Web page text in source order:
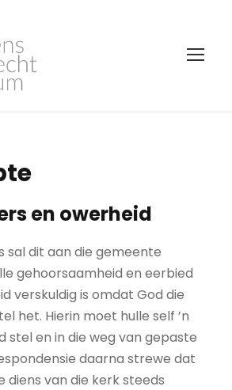
en owerheid
sal dit aan die gemeente
gehoorsaamheid en eerbied
verskuldig is omdat God die
het. Hierin moet hulle self ’n
stel en in die weg van gepaste
daarna strewe dat
diens van die kerk steeds